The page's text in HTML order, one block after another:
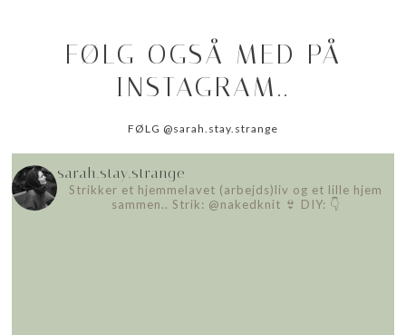
FØLG OGSÅ MED PÅ
INSTAGRAM..
FØLG @sarah.stay.strange
sarah.stay.strange
Strikker et hjemmelavet (arbejds)liv og et lille hjem
sammen.. Strik: @nakedknit 👙 DIY: 👇